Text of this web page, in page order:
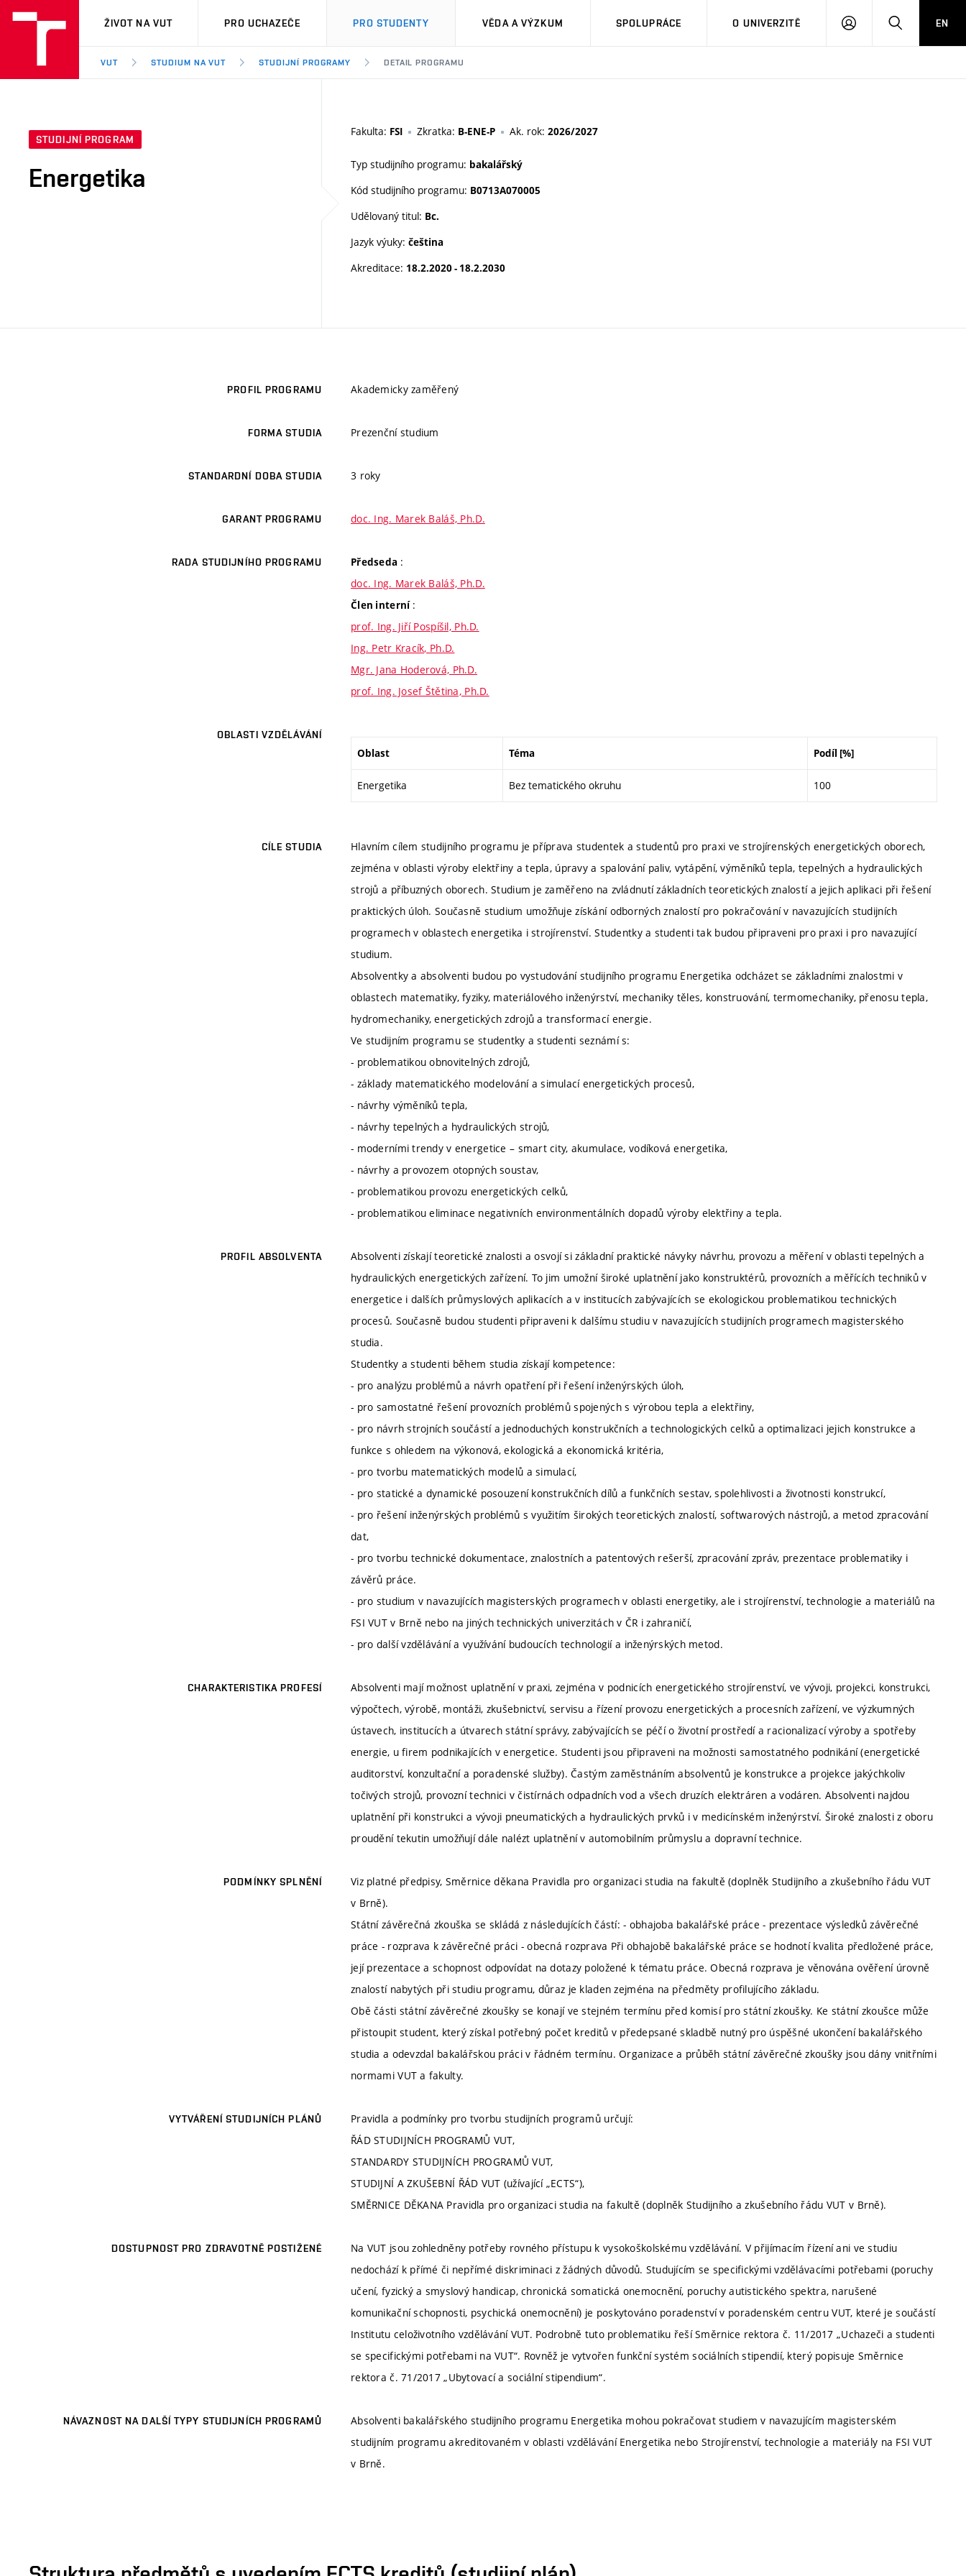
VUT
ŽIVOT NA VUT PRO UCHAZEČE PRO STUDENTY VĚDA A VÝZKUM SPOLUPRÁCE O UNIVERZITĚ
PŘIHLÁSIT HLEDATEN
VUT STUDIUM NA VUT STUDIJNÍ PROGRAMY DETAIL PROGRAMU
STUDIJNÍ PROGRAM
Energetika
Fakulta: FSI Zkratka: B-ENE-P Ak. rok: 2026/2027
Typ studijního programu: bakalářský
Kód studijního programu: B0713A070005
Udělovaný titul: Bc.
Jazyk výuky: čeština
Akreditace: 18.2.2020 - 18.2.2030
PROFIL PROGRAMU Akademicky zaměřený
FORMA STUDIA Prezenční studium
STANDARDNÍ DOBA STUDIA 3 roky
GARANT PROGRAMU doc. Ing. Marek Baláš, Ph.D.
RADA STUDIJNÍHO PROGRAMU Předseda :
doc. Ing. Marek Baláš, Ph.D.
Člen interní :
prof. Ing. Jiří Pospíšil, Ph.D.
Ing. Petr Kracík, Ph.D.
Mgr. Jana Hoderová, Ph.D.
prof. Ing. Josef Štětina, Ph.D.
OBLASTI VZDĚLÁVÁNÍ
Oblast Téma Podíl [%]
Energetika Bez tematického okruhu 100
CÍLE STUDIA
Hlavním cílem studijního programu je příprava studentek a studentů pro praxi ve strojírenských energetických oborech,
zejména v oblasti výroby elektřiny a tepla, úpravy a spalování paliv, vytápění, výměníků tepla, tepelných a hydraulických
strojů a příbuzných oborech. Studium je zaměřeno na zvládnutí základních teoretických znalostí a jejich aplikaci při řešení
praktických úloh. Současně studium umožňuje získání odborných znalostí pro pokračování v navazujících studijních
programech v oblastech energetika i strojírenství. Studentky a studenti tak budou připraveni pro praxi i pro navazující
studium.
Absolventky a absolventi budou po vystudování studijního programu Energetika odcházet se základními znalostmi v
oblastech matematiky, fyziky, materiálového inženýrství, mechaniky těles, konstruování, termomechaniky, přenosu tepla,
hydromechaniky, energetických zdrojů a transformací energie.
Ve studijním programu se studentky a studenti seznámí s:
- problematikou obnovitelných zdrojů,
- základy matematického modelování a simulací energetických procesů,
- návrhy výměníků tepla,
- návrhy tepelných a hydraulických strojů,
- moderními trendy v energetice – smart city, akumulace, vodíková energetika,
- návrhy a provozem otopných soustav,
- problematikou provozu energetických celků,
- problematikou eliminace negativních environmentálních dopadů výroby elektřiny a tepla.
PROFIL ABSOLVENTA
Absolventi získají teoretické znalosti a osvojí si základní praktické návyky návrhu, provozu a měření v oblasti tepelných a
hydraulických energetických zařízení. To jim umožní široké uplatnění jako konstruktérů, provozních a měřících techniků v
energetice i dalších průmyslových aplikacích a v institucích zabývajících se ekologickou problematikou technických
procesů. Současně budou studenti připraveni k dalšímu studiu v navazujících studijních programech magisterského
studia.
Studentky a studenti během studia získají kompetence:
- pro analýzu problémů a návrh opatření při řešení inženýrských úloh,
- pro samostatné řešení provozních problémů spojených s výrobou tepla a elektřiny,
- pro návrh strojních součástí a jednoduchých konstrukčních a technologických celků a optimalizaci jejich konstrukce a
funkce s ohledem na výkonová, ekologická a ekonomická kritéria,
- pro tvorbu matematických modelů a simulací,
- pro statické a dynamické posouzení konstrukčních dílů a funkčních sestav, spolehlivosti a životnosti konstrukcí,
- pro řešení inženýrských problémů s využitím širokých teoretických znalostí, softwarových nástrojů, a metod zpracování
dat,
- pro tvorbu technické dokumentace, znalostních a patentových rešerší, zpracování zpráv, prezentace problematiky i
závěrů práce.
- pro studium v navazujících magisterských programech v oblasti energetiky, ale i strojírenství, technologie a materiálů na
FSI VUT v Brně nebo na jiných technických univerzitách v ČR i zahraničí,
- pro další vzdělávání a využívání budoucích technologií a inženýrských metod.
CHARAKTERISTIKA PROFESÍ
Absolventi mají možnost uplatnění v praxi, zejména v podnicích energetického strojírenství, ve vývoji, projekci, konstrukci,
výpočtech, výrobě, montáži, zkušebnictví, servisu a řízení provozu energetických a procesních zařízení, ve výzkumných
ústavech, institucích a útvarech státní správy, zabývajících se péčí o životní prostředí a racionalizací výroby a spotřeby
energie, u firem podnikajících v energetice. Studenti jsou připraveni na možnosti samostatného podnikání (energetické
auditorství, konzultační a poradenské služby). Častým zaměstnáním absolventů je konstrukce a projekce jakýchkoliv
točivých strojů, provozní technici v čistírnách odpadních vod a všech druzích elektráren a vodáren. Absolventi najdou
uplatnění při konstrukci a vývoji pneumatických a hydraulických prvků i v medicínském inženýrství. Široké znalosti z oboru
proudění tekutin umožňují dále nalézt uplatnění v automobilním průmyslu a dopravní technice.
PODMÍNKY SPLNĚNÍ
Viz platné předpisy, Směrnice děkana Pravidla pro organizaci studia na fakultě (doplněk Studijního a zkušebního řádu VUT
v Brně).
Státní závěrečná zkouška se skládá z následujících částí: - obhajoba bakalářské práce - prezentace výsledků závěrečné
práce - rozprava k závěrečné práci - obecná rozprava Při obhajobě bakalářské práce se hodnotí kvalita předložené práce,
její prezentace a schopnost odpovídat na dotazy položené k tématu práce. Obecná rozprava je věnována ověření úrovně
znalostí nabytých při studiu programu, důraz je kladen zejména na předměty profilujícího základu.
Obě části státní závěrečné zkoušky se konají ve stejném termínu před komisí pro státní zkoušky. Ke státní zkoušce může
přistoupit student, který získal potřebný počet kreditů v předepsané skladbě nutný pro úspěšné ukončení bakalářského
studia a odevzdal bakalářskou práci v řádném termínu. Organizace a průběh státní závěrečné zkoušky jsou dány vnitřními
normami VUT a fakulty.
VYTVÁŘENÍ STUDIJNÍCH PLÁNŮ
Pravidla a podmínky pro tvorbu studijních programů určují:
ŘÁD STUDIJNÍCH PROGRAMŮ VUT,
STANDARDY STUDIJNÍCH PROGRAMŮ VUT,
STUDIJNÍ A ZKUŠEBNÍ ŘÁD VUT (užívající „ECTS“),
SMĚRNICE DĚKANA Pravidla pro organizaci studia na fakultě (doplněk Studijního a zkušebního řádu VUT v Brně).
DOSTUPNOST PRO ZDRAVOTNĚ POSTIŽENÉ
Na VUT jsou zohledněny potřeby rovného přístupu k vysokoškolskému vzdělávání. V přijímacím řízení ani ve studiu
nedochází k přímé či nepřímé diskriminaci z žádných důvodů. Studujícím se specifickými vzdělávacími potřebami (poruchy
učení, fyzický a smyslový handicap, chronická somatická onemocnění, poruchy autistického spektra, narušené
komunikační schopnosti, psychická onemocnění) je poskytováno poradenství v poradenském centru VUT, které je součástí
Institutu celoživotního vzdělávání VUT. Podrobně tuto problematiku řeší Směrnice rektora č. 11/2017 „Uchazeči a studenti
se specifickými potřebami na VUT“. Rovněž je vytvořen funkční systém sociálních stipendií, který popisuje Směrnice
rektora č. 71/2017 „Ubytovací a sociální stipendium“.
NÁVAZNOST NA DALŠÍ TYPY STUDIJNÍCH PROGRAMŮ
Absolventi bakalářského studijního programu Energetika mohou pokračovat studiem v navazujícím magisterském
studijním programu akreditovaném v oblasti vzdělávání Energetika nebo Strojírenství, technologie a materiály na FSI VUT
v Brně.